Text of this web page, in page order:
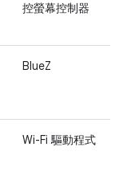
控螢幕控制器
BlueZ
Wi-Fi 驅動程式